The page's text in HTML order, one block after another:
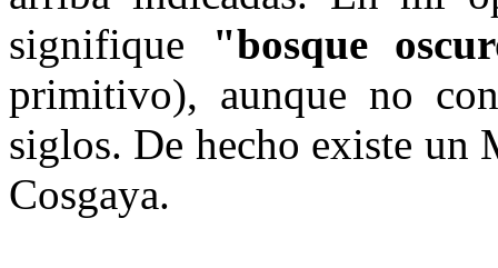
signifique "bosque
primitivo), aunque no
siglos. De hecho existe un
Cosgaya.